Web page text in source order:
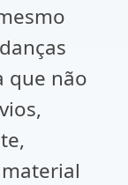
que não